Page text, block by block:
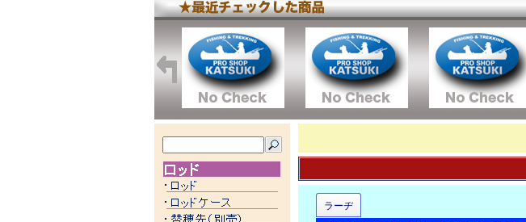
ラーヂ